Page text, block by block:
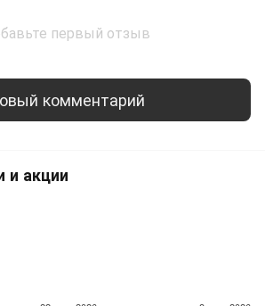
первый отзыв
комментарий
и акции